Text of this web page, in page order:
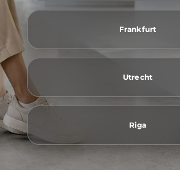
Frankfurt
Utrecht
Riga